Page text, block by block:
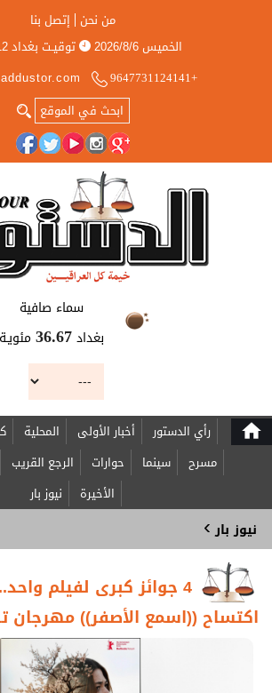
من نحن إتصل بنا
الخميس2026/8/6 توقيـت بغداد
+9647731124141
سماء صافية
بغداد 36.67 مئويـة
home رأي الدستور أخبار الأولى المحلية
مسرح
سينما حوارات الرجع القريب
الأخيرة
نيوز بار
نيوز بار ›
4 جوائز كبرى لفيلم
اكتساح ((اسمع الأصفر)) مهرجان